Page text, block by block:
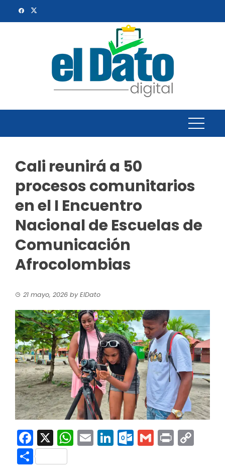
Cali reunirá a 50
procesos comunitarios
en el I Encuentro
Nacional de Escuelas de
Comunicación
Afrocolombias
21 mayo, 2026 byElDato
Facebook
X WhatsApp
EmailLinkedInGmail
Print
Compartir